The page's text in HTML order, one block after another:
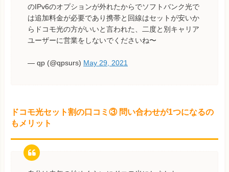
のIPv6のオプションが外れたからでソフトバンク光で
は追加料金が必要であり携帯と回線はセットが安いか
らドコモ光の方がいいと言われた、二度と別キャリア
ユーザーに営業をしないでくださいね〜
— qp (@qpsurs) May 29, 2021
ドコモ光セット割の口コミ③ 問い合わせが1つになるの
もメリット